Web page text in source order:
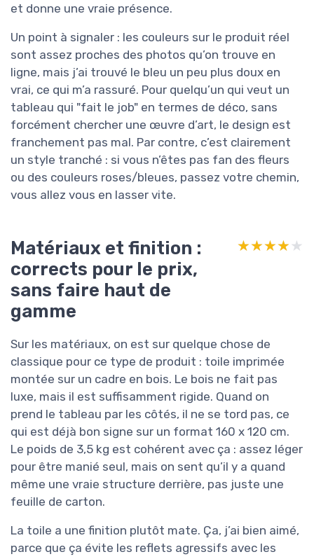
et donne une vraie présence.
Un point à signaler : les couleurs sur le produit réel
sont assez proches des photos qu’on trouve en
ligne, mais j’ai trouvé le bleu un peu plus doux en
vrai, ce qui m’a rassuré. Pour quelqu’un qui veut un
tableau qui "fait le job" en termes de déco, sans
forcément chercher une œuvre d’art, le design est
franchement pas mal. Par contre, c’est clairement
un style tranché : si vous n’êtes pas fan des fleurs
ou des couleurs roses/bleues, passez votre chemin,
vous allez vous en lasser vite.
Matériaux et finition :
corrects pour le prix,
sans faire haut de
gamme
★★★★★
★★★★★
Sur les matériaux, on est sur quelque chose de
classique pour ce type de produit : toile imprimée
montée sur un cadre en bois. Le bois ne fait pas
luxe, mais il est suffisamment rigide. Quand on
prend le tableau par les côtés, il ne se tord pas, ce
qui est déjà bon signe sur un format 160 x 120 cm.
Le poids de 3,5 kg est cohérent avec ça : assez léger
pour être manié seul, mais on sent qu’il y a quand
même une vraie structure derrière, pas juste une
feuille de carton.
La toile a une finition plutôt mate. Ça, j’ai bien aimé,
parce que ça évite les reflets agressifs avec les